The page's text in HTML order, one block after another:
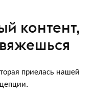
контент,
приелась нашей